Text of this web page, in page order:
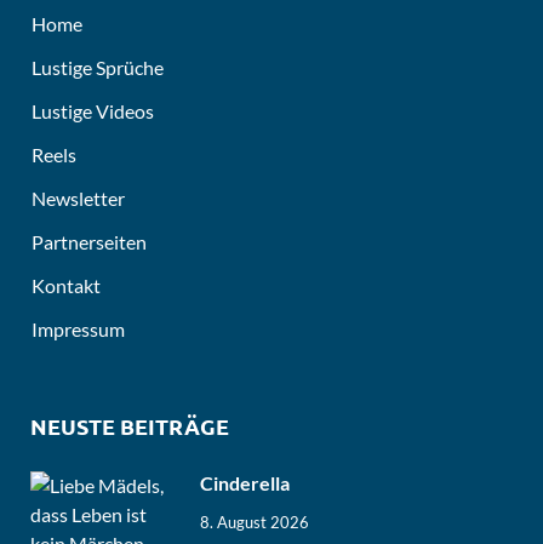
Home
Lustige Sprüche
Lustige Videos
Reels
Newsletter
Partnerseiten
Kontakt
Impressum
NEUSTE BEITRÄGE
Cinderella
8. August 2026